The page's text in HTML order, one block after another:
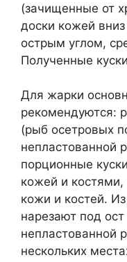
(зачищенные от
доски кожей
острым углом,
Полученные
Для жарки
рекомендуются:
(рыб осетровых
непластованной
порционные
кожей и костями,
кожи и костей.
нарезают под
нескольких